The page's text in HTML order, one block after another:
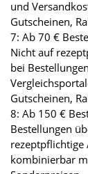
und
Gutscheinen,
7: Ab 70 €
Nicht auf
bei
Gutscheinen,
8: Ab 150 €
Bestellungen
rezeptpflichtige
kombinierbar